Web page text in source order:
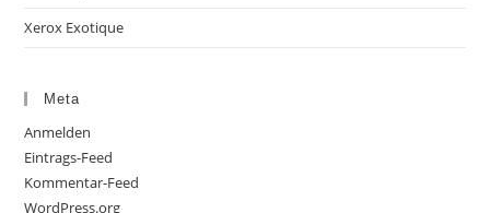
Xerox Exotique
Meta
Anmelden
Eintrags-Feed
Kommentar-Feed
WordPress.org